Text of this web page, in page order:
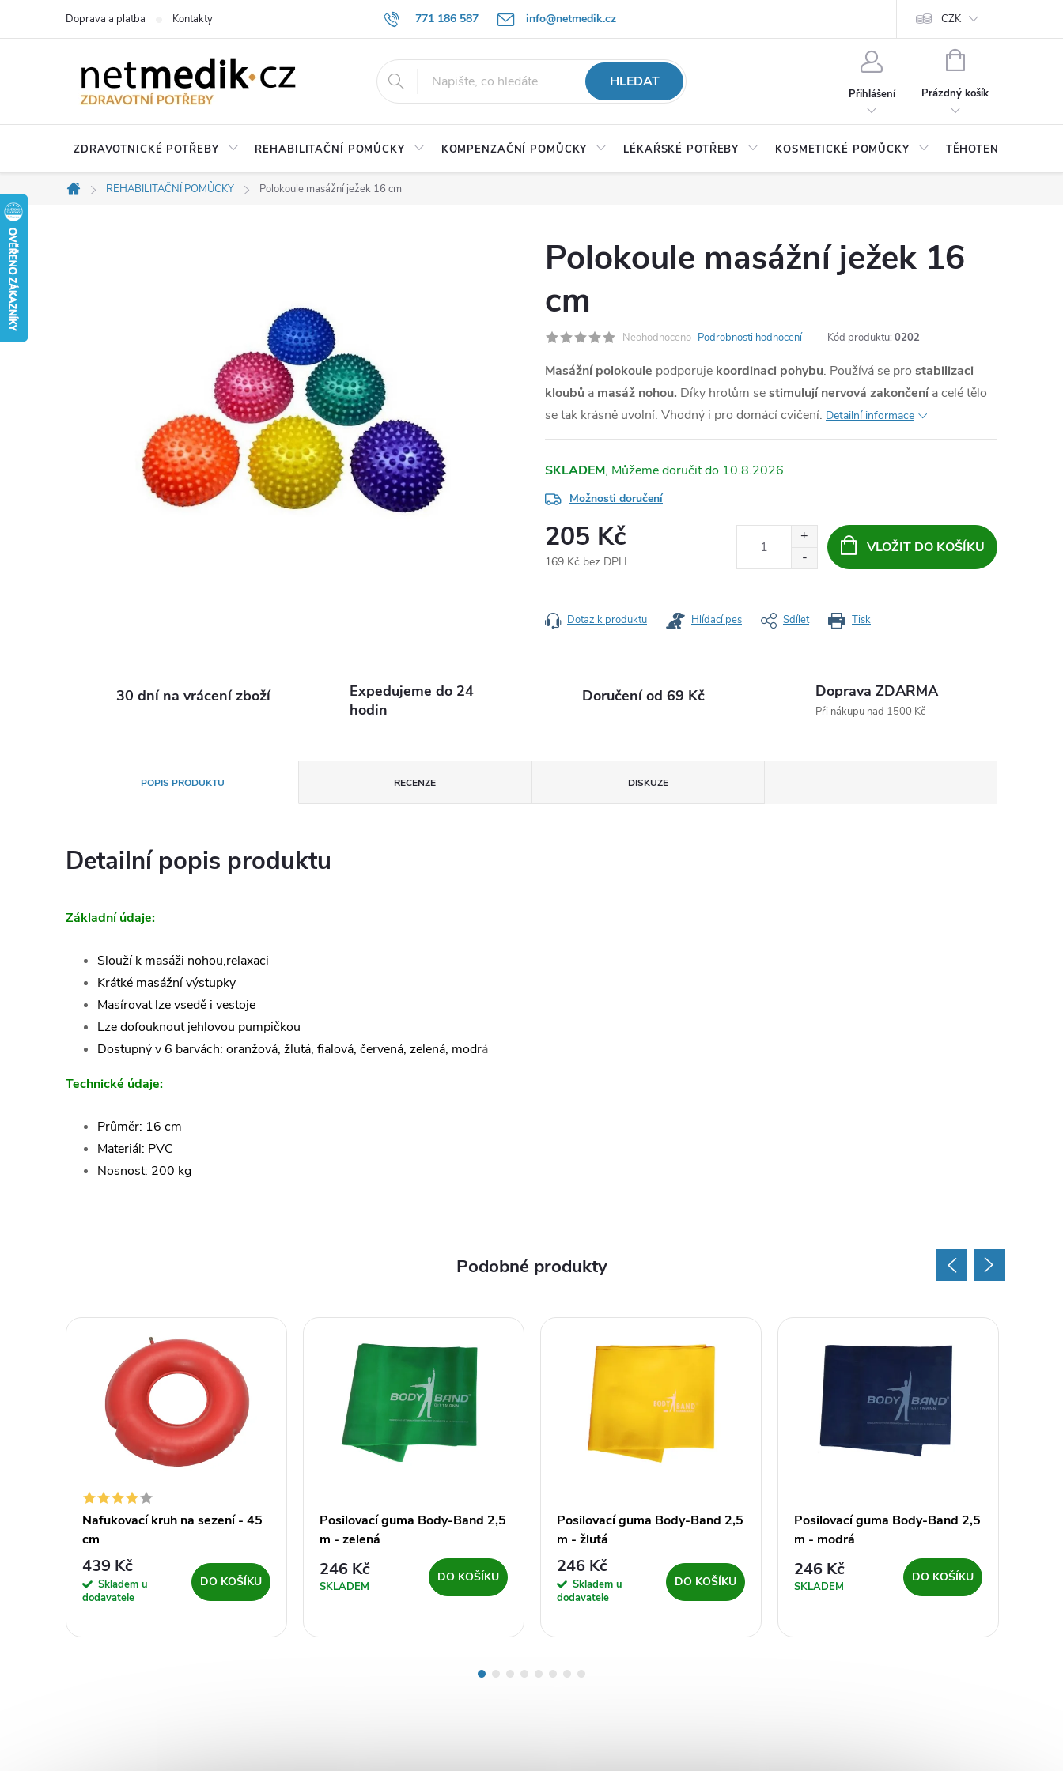
771 186 587 info@netmedik.cz
Doprava a platba Kontakty CZK
HLEDAT
Přihlášení
NÁKUPNÍ
Prázdný košík
ZDRAVOTNICKÉ POTŘEBY REHABILITAČNÍ POMŮCKY KOMPENZAČNÍ POMŮCKY LÉKAŘSKÉ POTŘEBY KOSMETICKÉ POMŮCKY TĚHOTENSTVÍ, DĚTI
Domů
REHABILITAČNÍ POMŮCKY Polokoule masážní ježek 16 cm
Polokoule masážní ježek 16
cm
Neohodnoceno Podrobnosti hodnocení Kód produktu: 0202
Masážní polokoule podporuje koordinaci pohybu. Používá se pro stabilizaci
kloubů a masáž nohou. Díky hrotům sestimulují nervová zakončenía celé tělo
se tak krásně uvolní. Vhodný i pro domácí cvičení. Detailní informace
SKLADEM 10.8.2026
Možnosti doručení
205 Kč
169 Kč bez DPH
cena:
VLOŽIT DO KOŠÍKU
Tisk
Dotaz k produktu Hlídací pes Sdílet
30 dní na vrácení zboží
Expedujeme do 24
hodin
Doručení od 69 Kč Doprava ZDARMA
Při nákupu nad 1500 Kč
POPIS PRODUKTU RECENZE DISKUZE
Detailní popis produktu
Základní údaje:
Slouží k masáži nohou,relaxaci
Krátké masážní výstupky
Masírovat lze vsedě i vestoje
Lze dofouknout jehlovou pumpičkou
Dostupný v 6 barvách: oranžová, žlutá, fialová, červená, zelená, modrá
Technické údaje:
Průměr: 16 cm
Materiál: PVC
Nosnost: 200 kg
Nafukovací kruh na sezení - 45
cm
439 Kč
Skladem u
dodavatele
DO KOŠÍKU
Posilovací guma Body-Band 2,5
m - zelená
246 Kč
SKLADEM
DO KOŠÍKU
Posilovací guma Body-Band 2,5
m - žlutá
246 Kč
Skladem u
dodavatele
DO KOŠÍKU
Posilovací guma Body-Band 2,5
m - modrá
246 Kč
SKLADEM
DO KOŠÍKU